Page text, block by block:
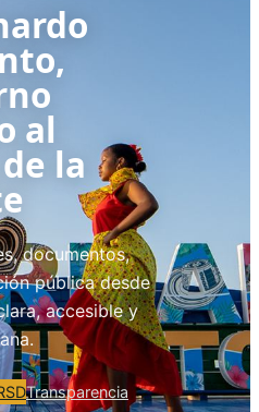
al
la
documentos,
pública desde
accesible y
Transparencia